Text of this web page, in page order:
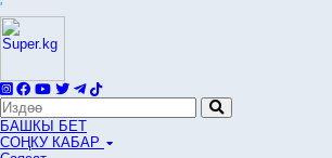
'
БАШКЫ БЕТ
СОҢКУ КАБАР